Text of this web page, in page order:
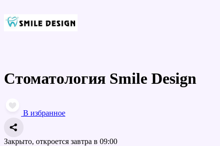
Стоматология Smile Design
В избранное
Закрыто, откроется завтра в 09:00